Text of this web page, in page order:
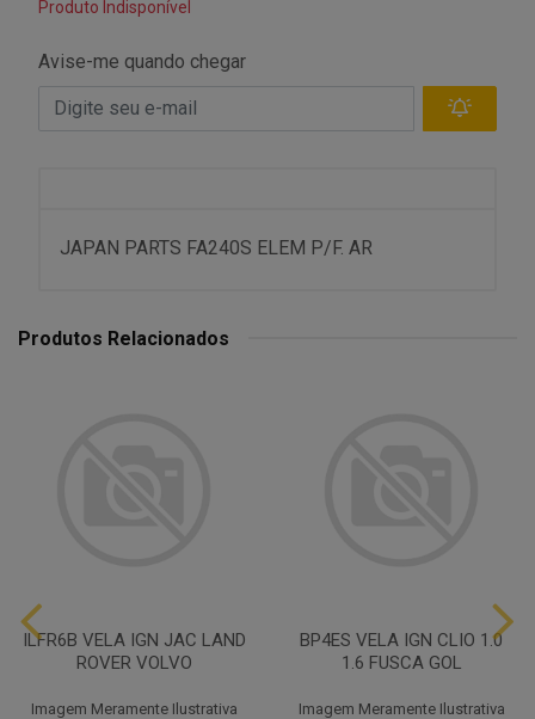
Produto Indisponível
Avise-me quando chegar
JAPAN PARTS FA240S ELEM P/F. AR
Produtos Relacionados
ILFR6B VELA IGN JAC LAND
ROVER VOLVO
Imagem Meramente Ilustrativa
BP4ES VELA IGN CLIO 1.0
1.6 FUSCA GOL
Imagem Meramente Ilustrativa